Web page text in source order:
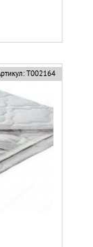
Т002164